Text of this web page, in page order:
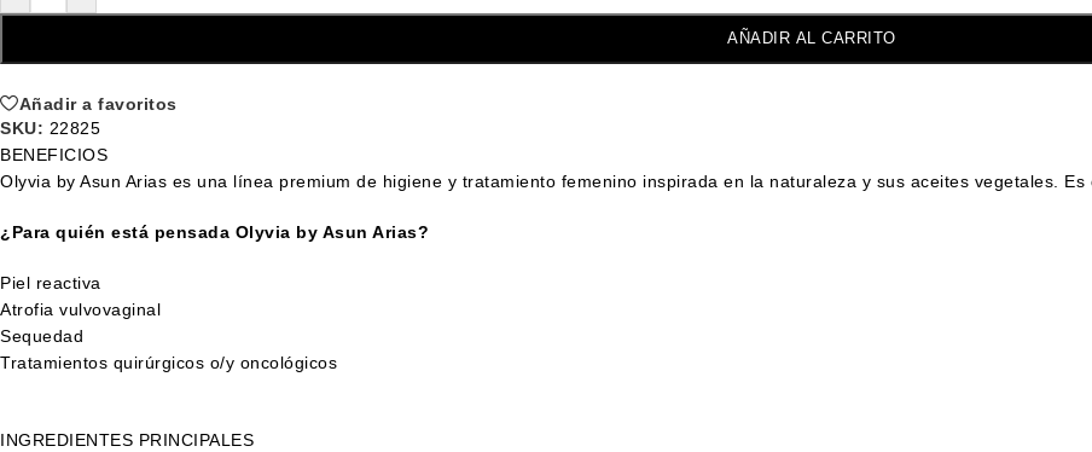
AÑADIR AL CARRITO
Añadir a favoritos
SKU: 22825
BENEFICIOS
Olyvia by Asun Arias es una línea premium de higiene y tratamiento femenino inspirada en la naturaleza y sus aceites vegetales.
¿Para quién está pensada Olyvia by Asun Arias?
Piel reactiva
Atrofia vulvovaginal
Sequedad
Tratamientos quirúrgicos o/y oncológicos
INGREDIENTES PRINCIPALES